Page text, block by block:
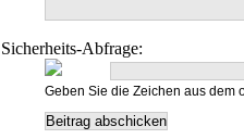
Sicherheits-Abfrage:
Geben Sie die Zeichen aus dem